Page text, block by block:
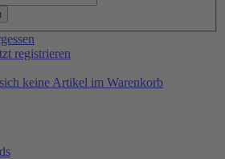
registrieren
keine Artikel im Warenkorb